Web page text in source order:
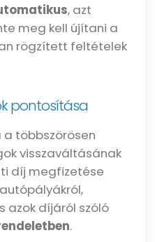
, azt
meg kell újítani a
rögzített feltételek
pontosítása
többszörösen
visszaváltásának
díj megfizetése
azok díjáról szóló
.